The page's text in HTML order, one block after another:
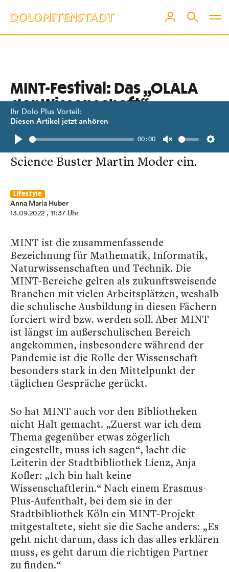
Ihr Dolo Plus Vorteil:
Diesen Artikel jetzt anhören
Play
00:00
Unmute
MINT-Festival: Das „OLALA
der Wissenschaft“
Die Stadtbücherei kooperiert mit
Betrieben und lädt unter anderem
Science Buster Martin Moder ein.
Lifestyle
Anna Maria Huber
13.09.2022 , 11:37 Uhr
MINT ist die zusammenfassende
Bezeichnung für Mathematik, Informatik,
Naturwissenschaften und Technik. Die
MINT-Bereiche gelten als zukunftsweisende
Branchen mit vielen Arbeitsplätzen, weshalb
die schulische Ausbildung in diesen Fächern
forciert wird bzw. werden soll. Aber MINT
ist längst im außerschulischen Bereich
angekommen, insbesondere während der
Pandemie ist die Rolle der Wissenschaft
besonders stark in den Mittelpunkt der
täglichen Gespräche gerückt.
So hat MINT auch vor den Bibliotheken
nicht Halt gemacht. „Zuerst war ich dem
Thema gegenüber etwas zögerlich
eingestellt, muss ich sagen“, lacht die
Leiterin der Stadtbibliothek Lienz, Anja
Kofler: „Ich bin halt keine
Wissenschaftlerin.“ Nach einem Erasmus-
Plus-Aufenthalt, bei dem sie in der
Stadtbibliothek Köln ein MINT-Projekt
mitgestaltete, sieht sie die Sache anders: „Es
geht nicht darum, dass ich das alles erklären
muss, es geht darum die richtigen Partner
zu finden.“